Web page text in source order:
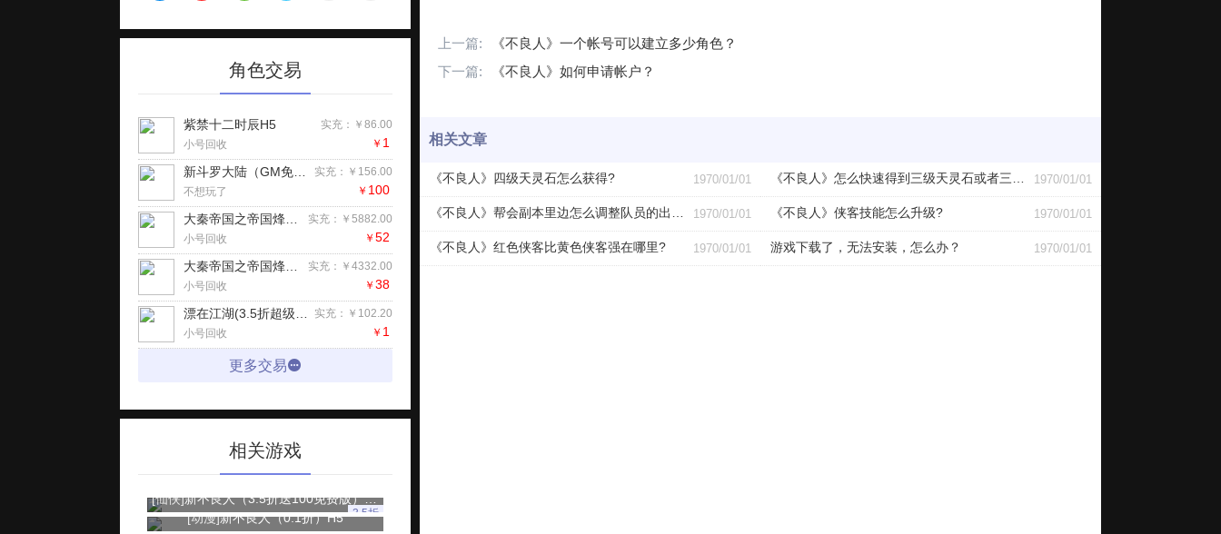
角色交易
实充：￥86.00
紫禁十二时辰H5
小号回收 ￥ 1
实充：￥156.00
新斗罗大陆（GM免费版）手游
不想玩了 ￥ 100
实充：￥5882.00
大秦帝国之帝国烽烟（七日登录侠女同游）手游
小号回收 ￥ 52
实充：￥4332.00
大秦帝国之帝国烽烟（七日登录侠女同游）手游
小号回收 ￥ 38
实充：￥102.20
漂在江湖(3.5折超级返利版)H5
小号回收 ￥ 1
更多交易
相关游戏
[仙侠]新不良人（3.5折送100免费版）手游
3.5折
[动漫]新不良人（0.1折）H5
上一篇:
《不良人》一个帐号可以建立多少角色？
下一篇:
《不良人》如何申请帐户？
相关文章
1970/01/01
《不良人》四级天灵石怎么获得? 1970/01/01
《不良人》怎么快速得到三级天灵石或者三级进化丹?
1970/01/01
《不良人》帮会副本里边怎么调整队员的出战顺序? 1970/01/01
《不良人》侠客技能怎么升级?
1970/01/01
《不良人》红色侠客比黄色侠客强在哪里? 1970/01/01
游戏下载了，无法安装，怎么办？